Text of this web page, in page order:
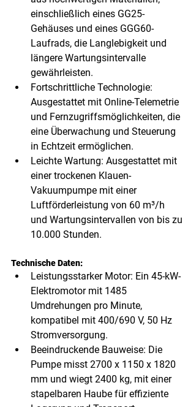
einschließlich eines GG25-
Gehäuses und eines GGG60-
Laufrads, die Langlebigkeit und
längere Wartungsintervalle
gewährleisten.
Fortschrittliche Technologie:
Ausgestattet mit Online-Telemetrie
und Fernzugriffsmöglichkeiten, die
eine Überwachung und Steuerung
in Echtzeit ermöglichen.
Leichte Wartung: Ausgestattet mit
einer trockenen Klauen-
Vakuumpumpe mit einer
Luftförderleistung von 60 m³/h
und Wartungsintervallen von bis zu
10.000 Stunden.
Technische Daten:
Leistungsstarker Motor: Ein 45-kW-
Elektromotor mit 1485
Umdrehungen pro Minute,
kompatibel mit 400/690 V, 50 Hz
Stromversorgung.
Beeindruckende Bauweise: Die
Pumpe misst 2700 x 1150 x 1820
mm und wiegt 2400 kg, mit einer
stapelbaren Haube für effiziente